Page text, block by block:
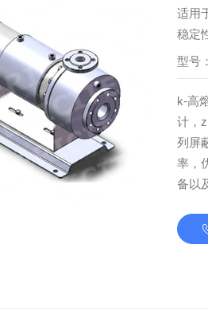
适用
稳定
型号
k-高
计，
列屏
率，
备以